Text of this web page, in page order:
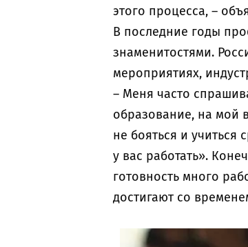
этого процесса, –
В последние годы
знаменитостями.
мероприятиях,
– Меня часто
образование, на мой
не бояться и учиться
у вас работать».
готовность много
достигают со